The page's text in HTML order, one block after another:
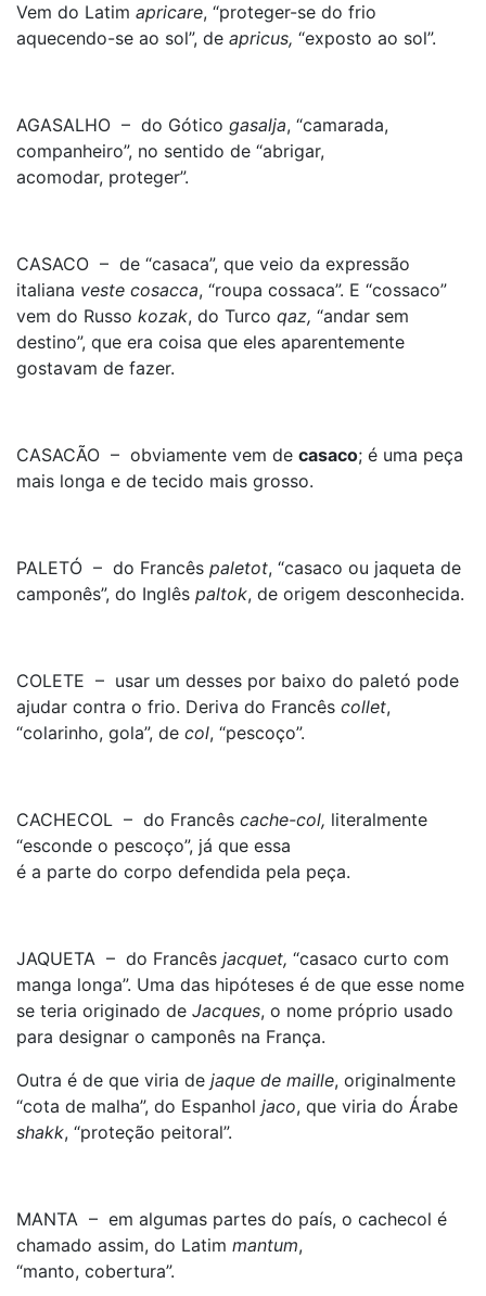
Vem do Latim apricare, “proteger-se do frio
aquecendo-se ao sol”, de apricus, “exposto ao sol”.
AGASALHO – do Gótico gasalja, “camarada,
companheiro”, no sentido de “abrigar,
acomodar, proteger”.
CASACO – de “casaca”, que veio da expressão
italiana veste cosacca, “roupa cossaca”. E “cossaco”
vem do Russo kozak, do Turco qaz, “andar sem
destino”, que era coisa que eles aparentemente
gostavam de fazer.
CASACÃO – obviamente vem de casaco; é uma peça
mais longa e de tecido mais grosso.
PALETÓ – do Francês paletot, “casaco ou jaqueta de
camponês”, do Inglês paltok, de origem desconhecida.
COLETE – usar um desses por baixo do paletó pode
ajudar contra o frio. Deriva do Francês collet,
“colarinho, gola”, de col, “pescoço”.
CACHECOL – do Francês cache-col, literalmente
“esconde o pescoço”, já que essa
é a parte do corpo defendida pela peça.
JAQUETA – do Francês jacquet, “casaco curto com
manga longa”. Uma das hipóteses é de que esse nome
se teria originado de Jacques, o nome próprio usado
para designar o camponês na França.
Outra é de que viria de jaque de maille, originalmente
“cota de malha”, do Espanhol jaco, que viria do Árabe
shakk, “proteção peitoral”.
MANTA – em algumas partes do país, o cachecol é
chamado assim, do Latim mantum,
“manto, cobertura”.